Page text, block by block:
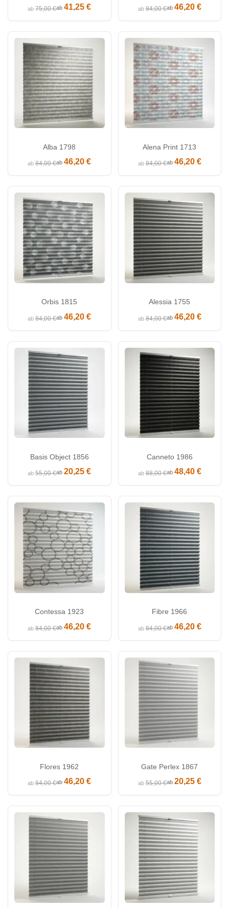
ab75,00 €ab41,25 € ab84,00 €ab 46,20 €
Alba 1798
ab84,00 €ab46,20 €
Alena Print 1713
ab84,00 €ab 46,20 €
Orbis 1815
ab84,00 €ab46,20 €
Alessia 1755
ab84,00 €ab 46,20 €
Basis Object 1856
ab55,00 €ab20,25 €
Canneto 1986
ab88,00 €ab 48,40 €
Contessa 1923
ab84,00 €ab46,20 €
Fibre 1966
ab84,00 €ab 46,20 €
Flores 1962
ab84,00 €ab46,20 €
Gate Perlex 1867
ab55,00 €ab 20,25 €